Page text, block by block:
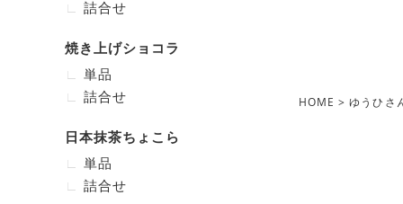
HOME ゆうひさ
詰合せ
焼き上げショコラ
単品
詰合せ
日本抹茶ちょこら
単品
詰合せ